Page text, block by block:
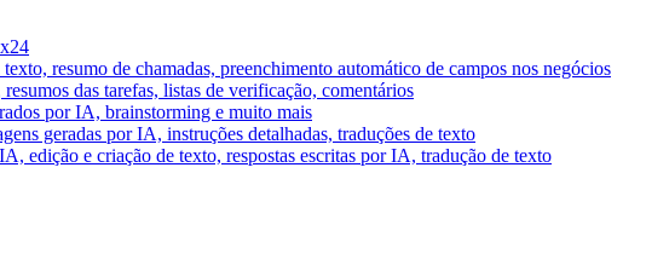
resumo de chamadas, preenchimento automático de campos nos negócios
das tarefas, listas de verificação, comentários
por IA, brainstorming e muito mais
geradas por IA, instruções detalhadas, traduções de texto
edição e criação de texto, respostas escritas por IA, tradução de texto